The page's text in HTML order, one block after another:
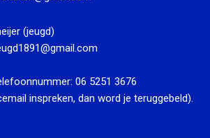
(jeugd)
06 5251 3676
inspreken, dan word je teruggebeld).